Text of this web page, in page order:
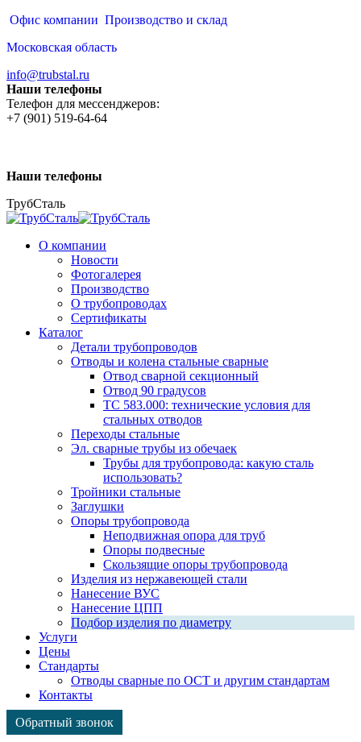
Перейти
содержанию
Офис компании Производство и склад
Московская область
info@trubstal.ru
Наши телефоны
Телефон для мессенджеров:
+7 (901) 519-64-64
Наши телефоны
ТрубСталь
О компании
Новости
Фотогалерея
Производство
О трубопроводах
Сертификаты
Каталог
Детали трубопроводов
Отводы и колена стальные сварные
Отвод сварной секционный
Отвод 90 градусов
ТС 583.000: технические условия для
стальных отводов
Переходы стальные
Эл. сварные трубы из обечаек
Трубы для трубопровода: какую сталь
использовать?
Тройники стальные
Заглушки
Опоры трубопровода
Неподвижная опора для труб
Опоры подвесные
Скользящие опоры трубопровода
Изделия из нержавеющей стали
Нанесение ВУС
Нанесение ЦПП
Подбор изделия по диаметру
Услуги
Цены
Стандарты
Отводы сварные по ОСТ и другим стандартам
Контакты
Обратный звонок